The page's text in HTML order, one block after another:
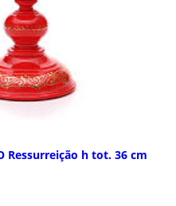
Ressurreição h tot. 36 cm